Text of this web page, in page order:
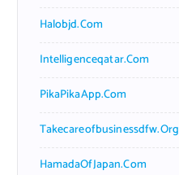
Halobjd.com
Intelligenceqatar.com
PikaPikaApp.com
Takecareofbusinessdfw.org
HamadaOfJapan.com